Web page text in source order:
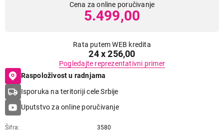
Cena za online poručivanje
5.499,00
Rata putem WEB kredita
24 x 256,00
Pogledajte reprezentativni primer
Raspoloživost u radnjama
Isporuka na teritoriji cele Srbije
Uputstvo za online poručivanje
Šifra
3580